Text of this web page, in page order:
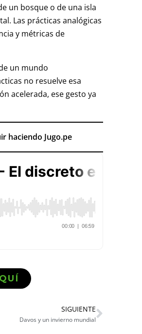
un bosque o de una isla
Las prácticas analógicas
y métricas de
un mundo
no resuelve esa
acelerada, ese gesto ya
haciendo Jugo.pe
SIGUIENTE
Davos y un invierno mundial